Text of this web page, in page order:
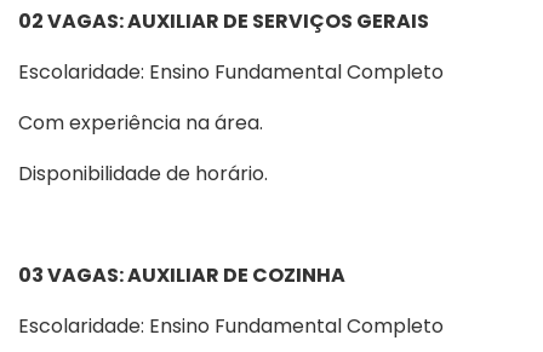
02 VAGAS: AUXILIAR DE SERVIÇOS GERAIS
Escolaridade: Ensino Fundamental Completo
Com experiência na área.
Disponibilidade de horário.
03 VAGAS: AUXILIAR DE COZINHA
Escolaridade: Ensino Fundamental Completo